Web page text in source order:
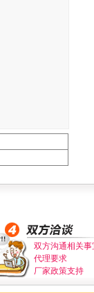
双方沟通相关事
代理要求
厂家政策支持